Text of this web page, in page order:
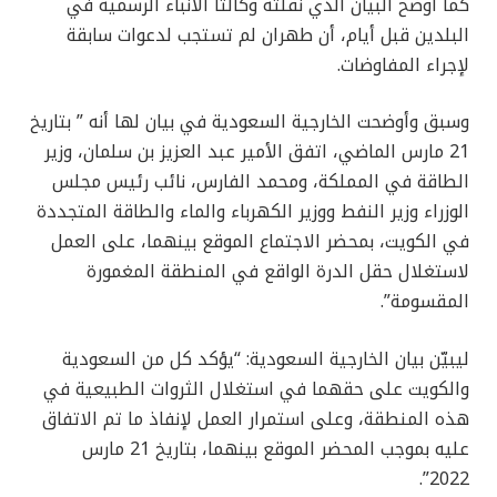
البلدين قبل أيام، أن طهران لم تستجب لدعوات سابقة
لإجراء المفاوضات.
وسبق وأوضحت الخارجية السعودية في بيان لها أنه ” بتاريخ
21 مارس الماضي، اتفق الأمير عبد العزيز بن سلمان، وزير
الطاقة في المملكة، ومحمد الفارس، نائب رئيس مجلس
الوزراء وزير النفط ووزير الكهرباء والماء والطاقة المتجددة
في الكويت، بمحضر الاجتماع الموقع بينهما، على العمل
لاستغلال حقل الدرة الواقع في المنطقة المغمورة
المقسومة”.
ليبيّن بيان الخارجية السعودية: “يؤكد كل من السعودية
والكويت على حقهما في استغلال الثروات الطبيعية في
هذه المنطقة، وعلى استمرار العمل لإنفاذ ما تم الاتفاق
عليه بموجب المحضر الموقع بينهما، بتاريخ 21 مارس
2022”.